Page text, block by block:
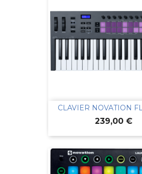
CLAVIER NOVATION
Prix
239,00 €